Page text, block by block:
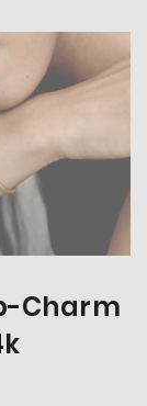
Charm